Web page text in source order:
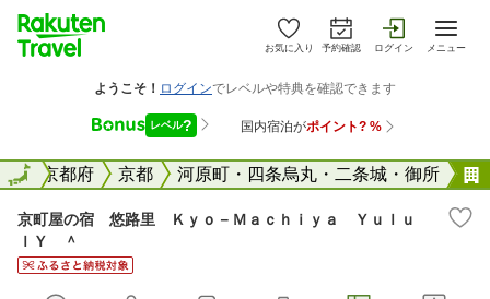
お気に入り 予約確認 ログイン メニュー
全国京都府 京都 河原町・四条烏丸・二条城・御所
全国
京町屋の宿 悠路里 Ｋｙｏ－Ｍａｃｈｉｙａ Ｙｕｌｕ
ｌＹ ＾